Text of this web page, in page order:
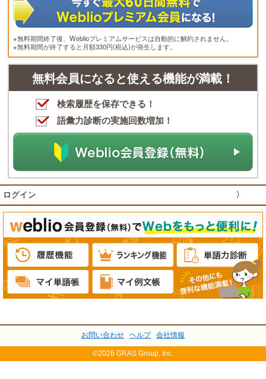
※無料期間終了後、Weblioプレミアムサービスは自動的に解約されません。
※無料期間が終了すると月額330円(税込)が発生します。
無料会員になると使える機能が満載！
検索履歴を保存できる！
語彙力診断の実施回数増加！
ログイン 〉
お問い合わせ ヘルプ 会社情報
©2026 GRAS Group, Inc.